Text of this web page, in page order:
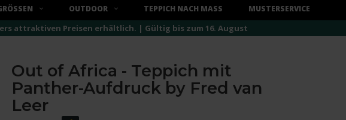
OUTDOOR TEPPICH NACH MASS MUSTERSERVICE
attraktiven Preisen erhältlich. | Gültig bis zum 16. August
Out of Africa - Teppich mit
Panther-Aufdruck by Fred van
Leer